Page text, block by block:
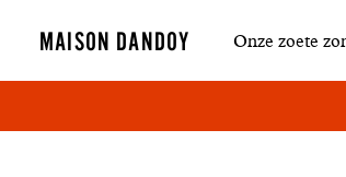
MAISON DANDOY Navigatie
Onze zoete